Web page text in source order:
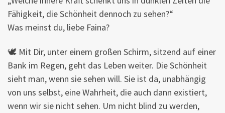
Fähigkeit, die Schönheit dennoch zu sehen?“
Was meinst du, liebe Faina?
🕊 Mit Dir, unter einem großen Schirm, sitzend auf einer
Bank im Regen, geht das Leben weiter. Die Schönheit
sieht man, wenn sie sehen will. Sie ist da, unabhängig
von uns selbst, eine Wahrheit, die auch dann existiert,
wenn wir sie nicht sehen. Um nicht blind zu werden,